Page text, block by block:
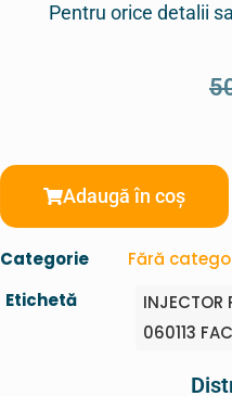
Pentru orice detalii
Adaugă în coș
Categorie
Fără
Etichetă
060113